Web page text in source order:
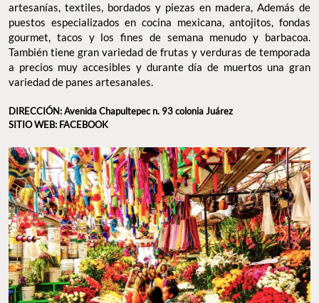
artesanías, textiles, bordados y piezas en madera, Además de
puestos especializados en cocina mexicana, antojitos, fondas
gourmet, tacos y los fines de semana menudo y barbacoa.
También tiene gran variedad de frutas y verduras de temporada
a precios muy accesibles y durante día de muertos una gran
variedad de panes artesanales.
DIRECCIÓN: Avenida Chapultepec n. 93 colonia Juárez
SITIO WEB: FACEBOOK